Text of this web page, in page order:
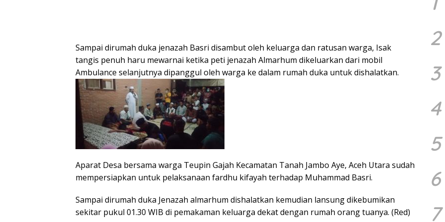
Sampai dirumah duka jenazah Basri disambut oleh keluarga dan ratusan warga, Isak
tangis penuh haru mewarnai ketika peti jenazah Almarhum dikeluarkan dari mobil
Ambulance selanjutnya dipanggul oleh warga ke dalam rumah duka untuk dishalatkan.
Aparat Desa bersama warga Teupin Gajah Kecamatan Tanah Jambo Aye, Aceh Utara sudah
mempersiapkan untuk pelaksanaan fardhu kifayah terhadap Muhammad Basri.
Sampai dirumah duka Jenazah almarhum dishalatkan kemudian lansung dikebumikan
sekitar pukul 01.30 WIB di pemakaman keluarga dekat dengan rumah orang tuanya. (Red)
2
3
4
5
6
7